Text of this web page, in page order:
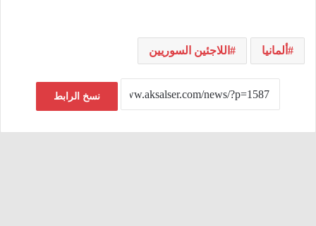
ألمانيا اللاجئين السوريين
نسخ الرابط